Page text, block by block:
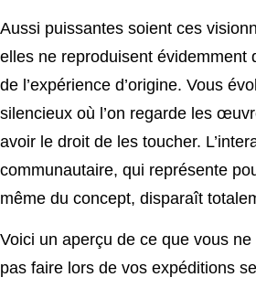
Aussi puissantes soient ces
elles ne reproduisent évidemment
de l’expérience d’origine. Vous
silencieux où l’on regarde les
avoir le droit de les toucher.
communautaire, qui représente
même du concept, disparaît
Voici un aperçu de ce que vous
pas faire lors de vos expéditions